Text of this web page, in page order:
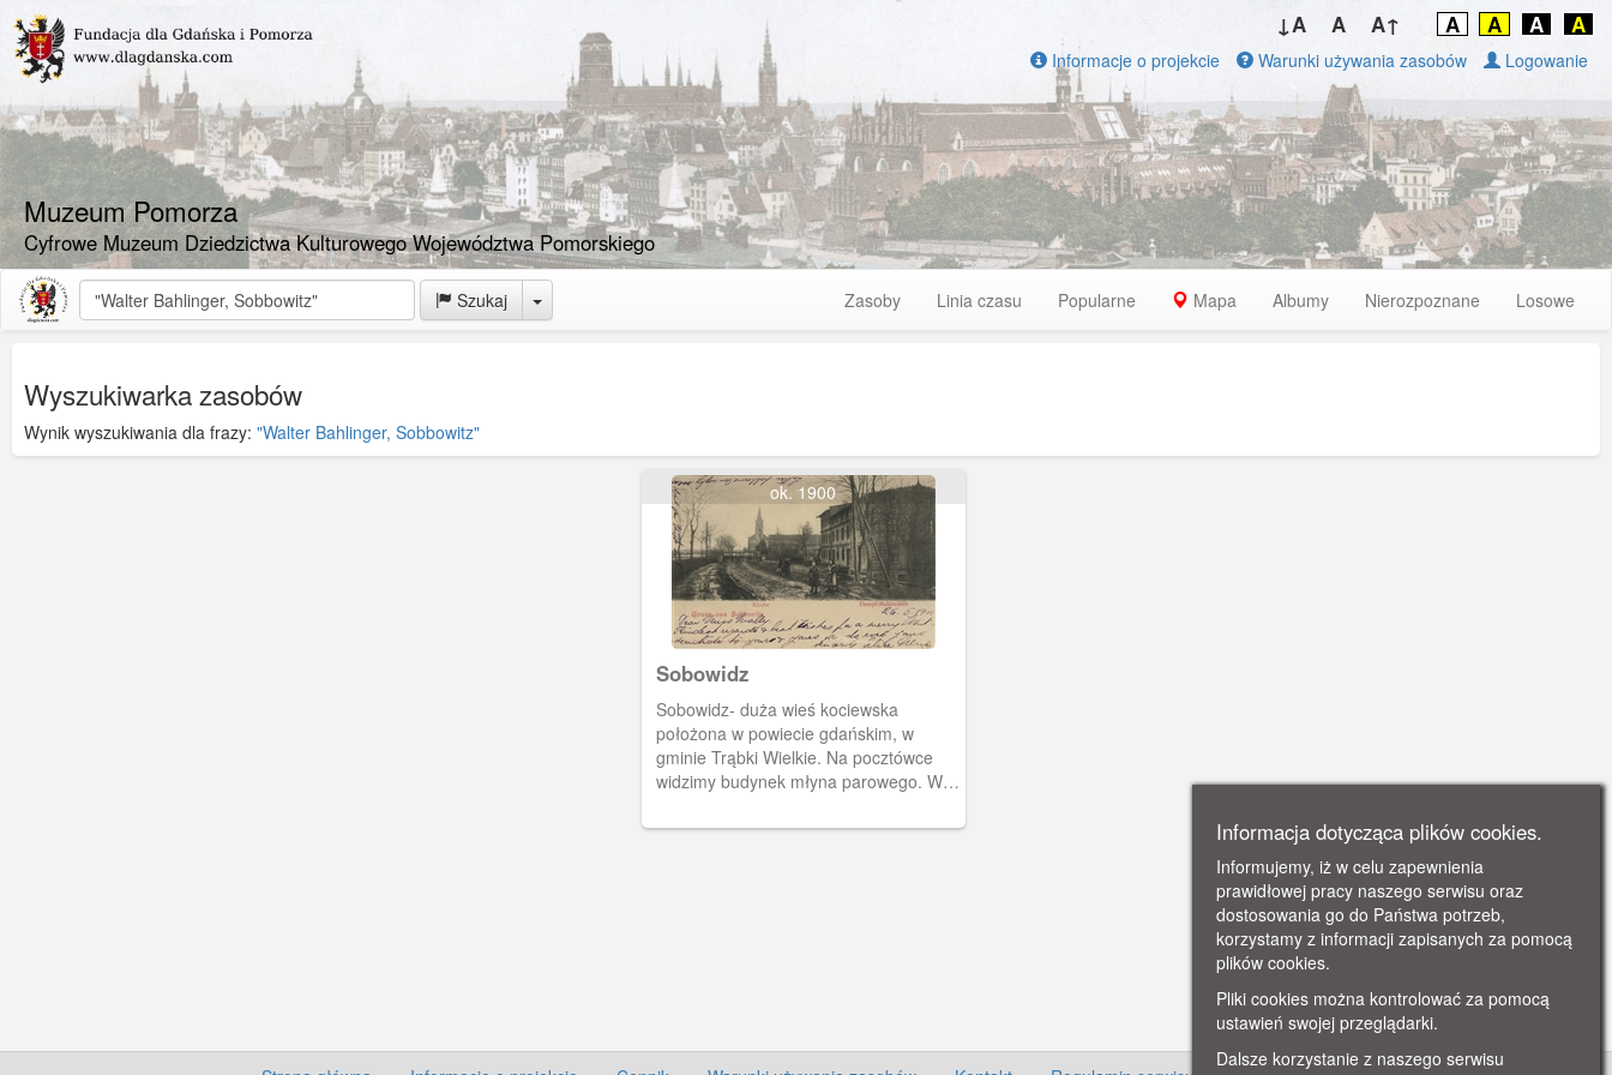
Muzeum Pomorza
Cyfrowe Muzeum Dziedzictwa Kulturowego Województwa Pomorskiego
↓A A A↑ A A A A
Informacje o projekcie Warunki używania zasobów Logowanie
Szukaj Toggle Dropdown Zasoby Linia czasu Popularne Mapa Albumy Nierozpoznane Losowe
Wyszukiwarka zasobów
Wynik wyszukiwania dla frazy: "Walter Bahlinger, Sobbowitz"
ok. 1900
Sobowidz
Sobowidz- duża wieś kociewska
położona w powiecie gdańskim, w
gminie Trąbki Wielkie. Na pocztówce
widzimy budynek młyna parowego. W
i gruntownie przebudowany w roku
Informacja dotycząca plików cookies.
Informujemy, iż w celu zapewnienia
prawidłowej pracy naszego serwisu oraz
dostosowania go do Państwa potrzeb,
korzystamy z informacji zapisanych za pomocą
plików cookies.
Pliki cookies można kontrolować za pomocą
ustawień swojej przeglądarki.
Dalsze korzystanie z naszego serwisu